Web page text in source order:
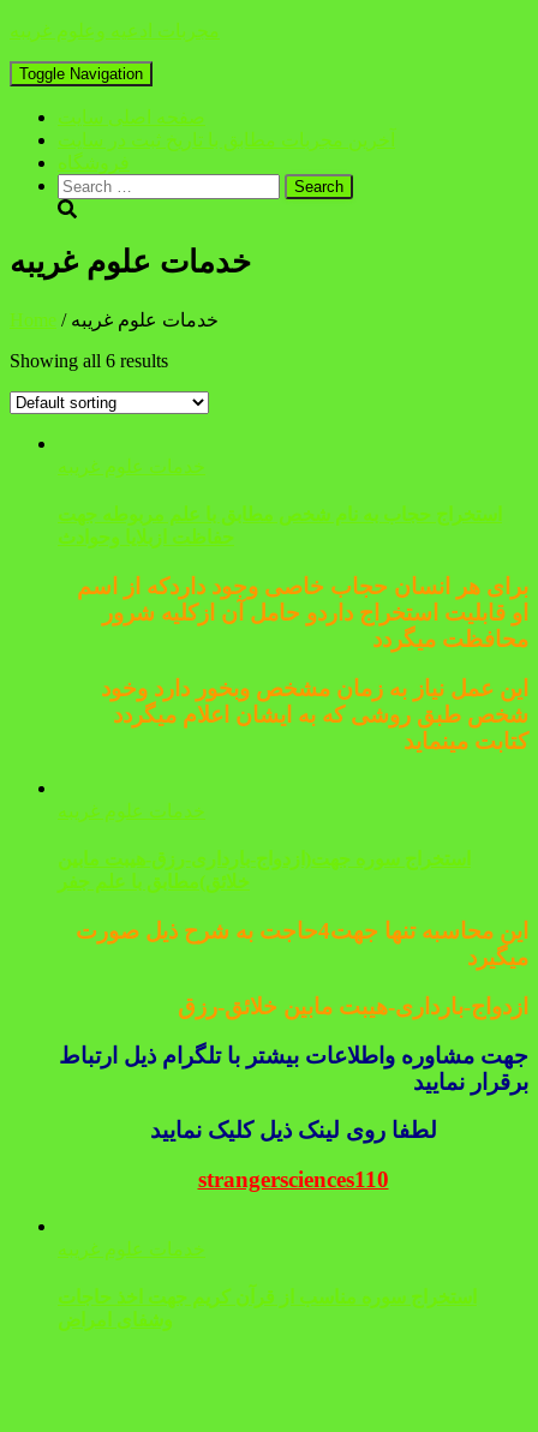
مجربات ادعیه وعلوم غریبه
Toggle Navigation
صفحه اصلی سایت
آخرین مجربات مطابق با تاریخ ثبت در سایت
فروشگاه
Search
for:
خدمات علوم غریبه
Home
/ خدمات علوم غریبه
Showing all 6 results
خدمات علوم غریبه
استخراج حجاب به نام شخص مطابق با علم مربوطه جهت
حفاظت ازبلایا وحوادث
برای هر انسان حجاب خاصی وجود داردکه از اسم
او قابلیت استخراج داردو حامل آن ازکلیه شرور
محافظت میگردد
این عمل نیاز به زمان مشخص وبخور دارد وخود
شخص طبق روشی که به ایشان اعلام میگردد
کتابت مینماید
خدمات علوم غریبه
استخراج سوره جهت(ازدواج-بارداری-رزق-هیبت مابین
خلائق)مطابق با علم جفر
این محاسبه تنها جهت4حاجت به شرح ذیل صورت
میگیرد
ازدواج-بارداری-هیبت مابین خلائق-رزق
جهت مشاوره واطلاعات بیشتر با تلگرام ذیل ارتباط
برقرار نمایید
لطفا روی لینک ذیل کلیک نمایید
strangersciences110
خدمات علوم غریبه
استخراج سوره مناسب از قرآن کریم جهت اخذ حاجات
وشفای امراض